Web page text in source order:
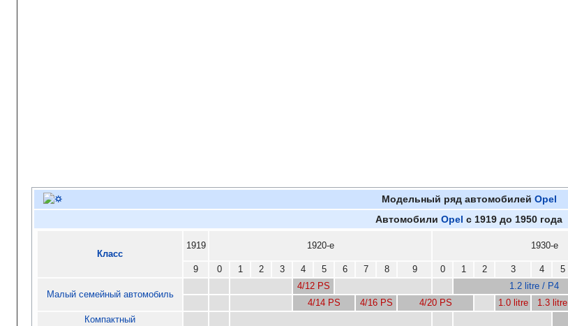
Модельный ряд автомобилей Opel
Автомобили Opel с 1919 до 1950 года
Класс
1919 1920-е 1930-е
9
0 1 2 3 4 5 6 7 8 9 0 1 2 3 4 5
Малый семейный автомобиль
4/12 PS
1.2 litre / P4
4/14 PS
4/16 PS 4/20 PS 1.0 litre 1.3 litre
Компактный